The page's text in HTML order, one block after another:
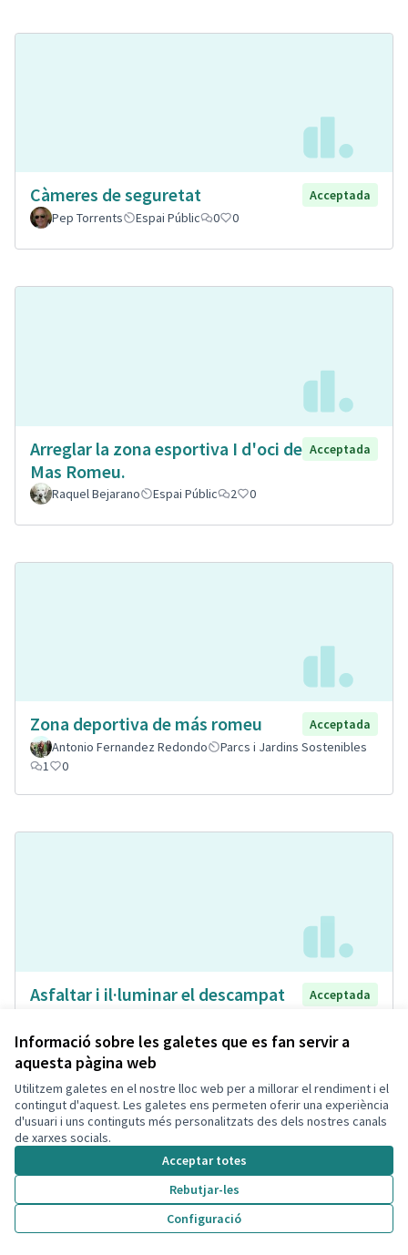
Informació sobre les galetes que es fan servir a
aquesta pàgina web
Utilitzem galetes en el nostre lloc web per a millorar el rendiment i el
contingut d'aquest. Les galetes ens permeten oferir una experiència
d'usuari i uns continguts més personalitzats des dels nostres canals
de xarxes socials.
Acceptar totes
Rebutjar-les
Configuració
Càmeres de seguretat
Acceptada
Pep Torrents
Espai Públic 0 0
Arreglar la zona esportiva I d'oci de
Mas Romeu.
Acceptada
Raquel Bejarano Espai Públic 2 0
Zona deportiva de más romeu
Acceptada
Antonio Fernandez Redondo
Parcs i Jardins Sostenibles
1
0
Asfaltar i il·luminar el descampat
Bòbila
Acceptada
Laia Espai Públic